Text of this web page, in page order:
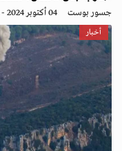
جسور بوست 04 أكتوبر 2024 - 18:30
أخبار